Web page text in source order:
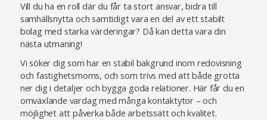
Vill du ha en roll där du får ta stort ansvar, bidra till
samhällsnytta och samtidigt vara en del av ett stabilt
bolag med starka värderingar? Då kan detta vara din
nästa utmaning!
Vi söker dig som har en stabil bakgrund inom redovisning
och fastighetsmoms, och som trivs med att både grotta
ner dig i detaljer och bygga goda relationer. Här får du en
omväxlande vardag med många kontaktytor – och
möjlighet att påverka både arbetssätt och kvalitet.